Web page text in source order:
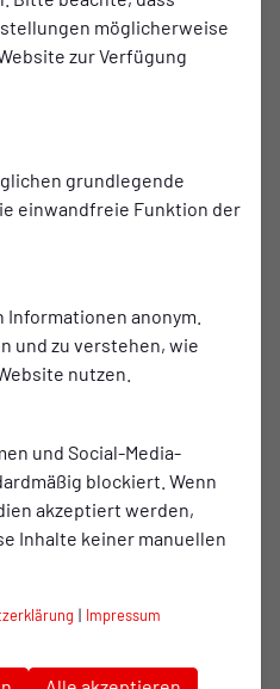
möglicherweise
zur Verfügung
grundlegende
einwandfreie Funktion der
anonym.
und zu verstehen, wie
nutzen.
und Social-Media-
blockiert. Wenn
akzeptiert werden,
Inhalte keiner manuellen
| Impressum
Spielende Platz für 70
können Sie auf der Tribüne
nehmen oder Spiel von den
Geringerer als TV-Koch
viel Leidenschaft, Kreativität
exquisite Aromen ein
für unsere VIP-
auf ein anspruchsvolles
Qualität überzeugt.
sowie den stets gut
Ob edle Weine, prickelnder
oder alkoholfreie
eine Auswahl, die
höchsten Ansprüchen
Getränkeservice, der